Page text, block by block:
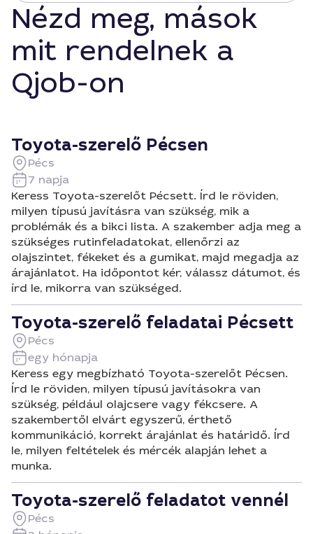
Nézd meg, mások
mit rendelnek a
Qjob-on
Toyota-szerelő Pécsen
Pécs
7 napja
Keress Toyota-szerelőt Pécsett. Írd le röviden,
milyen típusú javításra van szükség, mik a
problémák és a bikci lista. A szakember adja meg a
szükséges rutinfeladatokat, ellenőrzi az
olajszintet, fékeket és a gumikat, majd megadja az
árajánlatot. Ha időpontot kér, válassz dátumot, és
írd le, mikorra van szükséged.
Toyota-szerelő feladatai Pécsett
Pécs
egy hónapja
Keress egy megbízható Toyota-szerelőt Pécsen.
Írd le röviden, milyen típusú javításokra van
szükség, például olajcsere vagy fékcsere. A
szakembertől elvárt egyszerű, érthető
kommunikáció, korrekt árajánlat és határidő. Írd
le, milyen feltételek és mércék alapján lehet a
munka.
Toyota-szerelő feladatot vennél
Pécs